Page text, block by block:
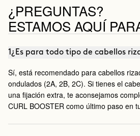
¿PREGUNTAS?
ESTAMOS AQUÍ
1¿Es para todo tipo de cabellos
Sí, está recomendado para cabellos
ondulados (2A, 2B, 2C). Si tienes el
una fijación extra, te aconsejamos
CURL BOOSTER como último paso en